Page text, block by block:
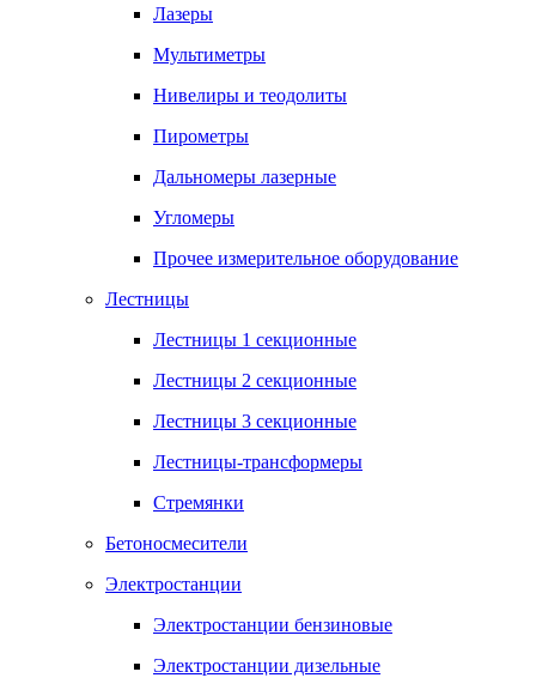
Лазеры
Мультиметры
Нивелиры и теодолиты
Пирометры
Дальномеры лазерные
Угломеры
Прочее измерительное оборудование
Лестницы
Лестницы 1 секционные
Лестницы 2 секционные
Лестницы 3 секционные
Лестницы-трансформеры
Стремянки
Бетоносмесители
Электростанции
Электростанции бензиновые
Электростанции дизельные